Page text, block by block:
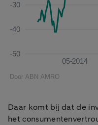
Daar komt bij dat de
het